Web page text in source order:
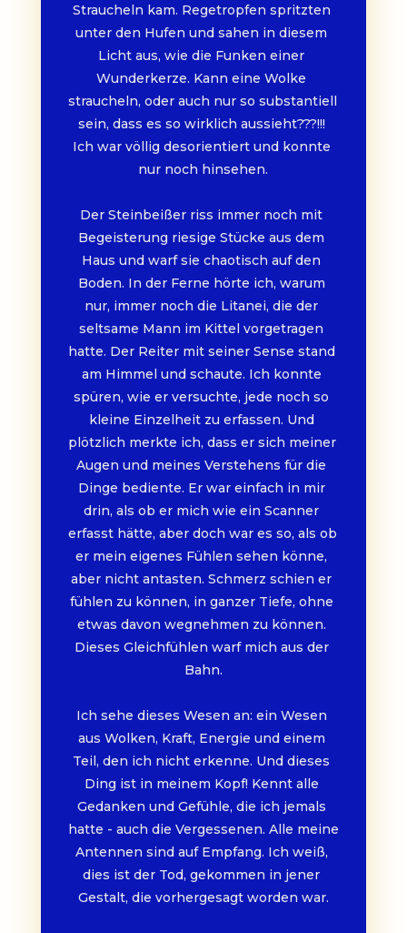
Straucheln kam. Regetropfen spritzten
unter den Hufen und sahen in diesem
Licht aus, wie die Funken einer
Wunderkerze. Kann eine Wolke
straucheln, oder auch nur so substantiell
sein, dass es so wirklich aussieht???!!!
Ich war völlig desorientiert und konnte
nur noch hinsehen.
Der Steinbeißer riss immer noch mit
Begeisterung riesige Stücke aus dem
Haus und warf sie chaotisch auf den
Boden. In der Ferne hörte ich, warum
nur, immer noch die Litanei, die der
seltsame Mann im Kittel vorgetragen
hatte. Der Reiter mit seiner Sense stand
am Himmel und schaute. Ich konnte
spüren, wie er versuchte, jede noch so
kleine Einzelheit zu erfassen. Und
plötzlich merkte ich, dass er sich meiner
Augen und meines Verstehens für die
Dinge bediente. Er war einfach in mir
drin, als ob er mich wie ein Scanner
erfasst hätte, aber doch war es so, als ob
er mein eigenes Fühlen sehen könne,
aber nicht antasten. Schmerz schien er
fühlen zu können, in ganzer Tiefe, ohne
etwas davon wegnehmen zu können.
Dieses Gleichfühlen warf mich aus der
Bahn.
Ich sehe dieses Wesen an: ein Wesen
aus Wolken, Kraft, Energie und einem
Teil, den ich nicht erkenne. Und dieses
Ding ist in meinem Kopf! Kennt alle
Gedanken und Gefühle, die ich jemals
hatte - auch die Vergessenen. Alle meine
Antennen sind auf Empfang. Ich weiß,
dies ist der Tod, gekommen in jener
Gestalt, die vorhergesagt worden war.